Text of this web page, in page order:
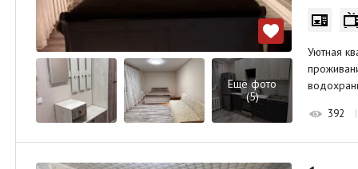
Ещё фото
(5)
Уютная
392